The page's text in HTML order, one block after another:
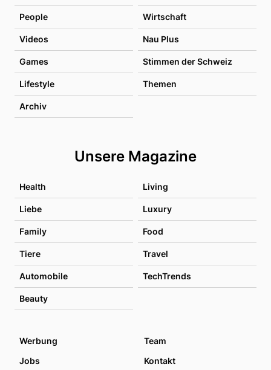
People Wirtschaft
Videos Nau Plus
Games Stimmen der Schweiz
Lifestyle Themen
Archiv
Unsere Magazine
Health Living
Liebe Luxury
Family Food
Tiere Travel
Automobile TechTrends
Beauty
Werbung
Team
Jobs
Kontakt